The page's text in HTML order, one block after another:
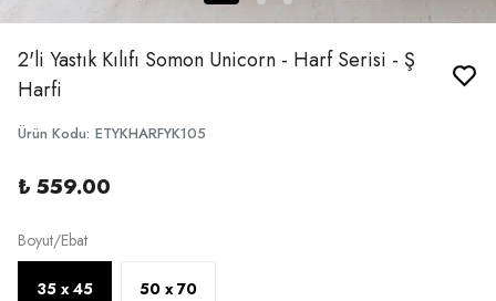
2'li Yastık Kılıfı Somon Unicorn - Harf Serisi - Ş
Harfi
Ürün Kodu: ETYKHARFYK105
₺ 559.00
Boyut/Ebat
35 x 45 50 x 70